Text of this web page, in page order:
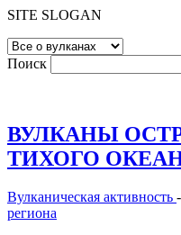
SITE SLOGAN
Поиск
ВУЛКАНЫ
ТИХОГО
Вулканическая активность -
региона